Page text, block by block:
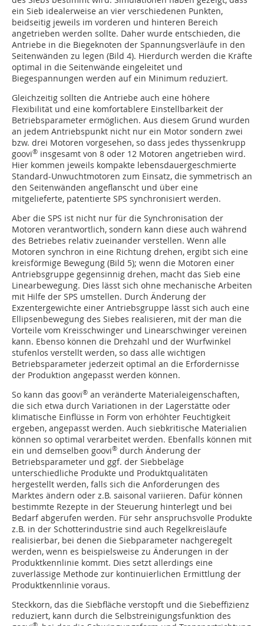
ein Sieb idealerweise an vier verschiedenen Punkten,
beidseitig jeweils im vorderen und hinteren Bereich
angetrieben werden sollte. Daher wurde entschieden, die
Antriebe in die Biegeknoten der Spannungsverläufe in den
Seitenwänden zu legen (Bild 4). Hierdurch werden die Kräfte
optimal in die Seitenwände eingeleitet und
Biegespannungen werden auf ein Minimum reduziert.
Gleichzeitig sollten die Antriebe auch eine höhere
Flexibilität und eine komfortablere Einstellbarkeit der
Betriebsparameter ermöglichen. Aus diesem Grund wurden
an jedem Antriebspunkt nicht nur ein Motor sondern zwei
bzw. drei Motoren vorgesehen, so dass jedes thyssenkrupp
goovi® insgesamt von 8 oder 12 Motoren angetrieben wird.
Hier kommen jeweils kompakte lebensdauergeschmierte
Standard-Unwuchtmotoren zum Einsatz, die symmetrisch an
den Seitenwänden angeflanscht und über eine
mitgelieferte, patentierte SPS synchronisiert werden.
Aber die SPS ist nicht nur für die Synchronisation der
Motoren verantwortlich, sondern kann diese auch während
des Betriebes relativ zueinander verstellen. Wenn alle
Motoren synchron in eine Richtung drehen, ergibt sich eine
kreisförmige Bewegung (Bild 5); wenn die Motoren einer
Antriebsgruppe gegensinnig drehen, macht das Sieb eine
Linearbewegung. Dies lässt sich ohne mechanische Arbeiten
mit Hilfe der SPS umstellen. Durch Änderung der
Exzentergewichte einer Antriebsgruppe lässt sich auch eine
Ellipsenbewegung des Siebes realisieren, mit der man die
Vorteile vom Kreisschwinger und Linearschwinger vereinen
kann. Ebenso können die Drehzahl und der Wurfwinkel
stufenlos verstellt werden, so dass alle wichtigen
Betriebsparameter jederzeit optimal an die Erfordernisse
der Produktion angepasst werden können.
So kann das goovi® an veränderte Materialeigenschaften,
die sich etwa durch Variationen in der Lagerstätte oder
klimatische Einflüsse in Form von erhöhter Feuchtigkeit
ergeben, angepasst werden. Auch siebkritische Materialien
können so optimal verarbeitet werden. Ebenfalls können mit
ein und demselben goovi® durch Änderung der
Betriebsparameter und ggf. der Siebbeläge
unterschiedliche Produkte und Produktqualitäten
hergestellt werden, falls sich die Anforderungen des
Marktes ändern oder z.B. saisonal variieren. Dafür können
bestimmte Rezepte in der Steuerung hinterlegt und bei
Bedarf abgerufen werden. Für sehr anspruchsvolle Produkte
z.B. in der Schotterindustrie sind auch Regelkreisläufe
realisierbar, bei denen die Siebparameter nachgeregelt
werden, wenn es beispielsweise zu Änderungen in der
Produktkennlinie kommt. Dies setzt allerdings eine
zuverlässige Methode zur kontinuierlichen Ermittlung der
Produktkennlinie voraus.
Steckkorn, das die Siebfläche verstopft und die Siebeffizienz
reduziert, kann durch die Selbstreinigungsfunktion des